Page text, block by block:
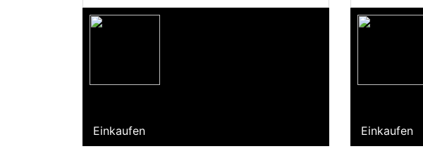
Einkaufen Einkaufen